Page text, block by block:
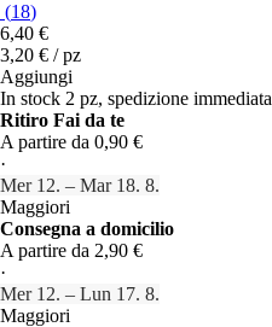
(18)
6,40 €
3,20 € / pz
Aggiungi
In stock 2 pz, spedizione immediata
Ritiro Fai da te
A partire da 0,90 €
·
Mer 12. – Mar 18. 8.
Maggiori
Consegna a domicilio
A partire da 2,90 €
·
Mer 12. – Lun 17. 8.
Maggiori